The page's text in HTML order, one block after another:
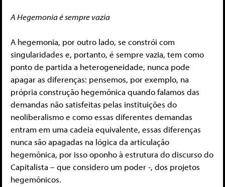
A Hegemonia é sempre vazia
A hegemonia, por outro lado, se constrói com
singularidades e, portanto, é sempre vazia, tem como
ponto de partida a heterogeneidade, nunca pode
apagar as diferenças: pensemos, por exemplo, na
própria construção hegemônica quando falamos das
demandas não satisfeitas pelas instituições do
neoliberalismo e como essas diferentes demandas
entram em uma cadeia equivalente, essas diferenças
nunca são apagadas na lógica da articulação
hegemônica, por isso oponho à estrutura do discurso do
Capitalista – que considero um poder -, dos projetos
hegemônicos.